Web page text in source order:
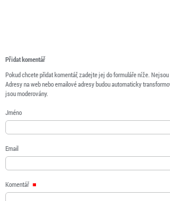
Přidat komentář
Pokud chcete přidat komentář, zadejte jej do formuláře níže.
Adresy na web nebo emailové adresy budou automaticky
jsou moderovány.
Jméno
Email
Komentář